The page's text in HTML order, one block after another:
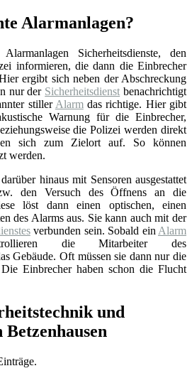
Alarmanlagen?
Sicherheitsdienste, den
informieren, die dann die Einbrecher
ergibt sich neben der Abschreckung
nur der Sicherheitsdienst benachrichtigt
stiller Alarmdas richtige. Hier gibt
Warnung für die Einbrecher,
die Polizei werden direkt
sich zum Zielort auf. So können
werden.
hinaus mit Sensoren ausgestattet
den Versuch des Öffnens an die
löst dann einen optischen, einen
des Alarms aus. Sie kann auch mit der
verbunden sein. Sobald ein Alarm
die Mitarbeiter des
Gebäude. Oft müssen sie dann nur die
Die Einbrecher haben schon die Flucht
und